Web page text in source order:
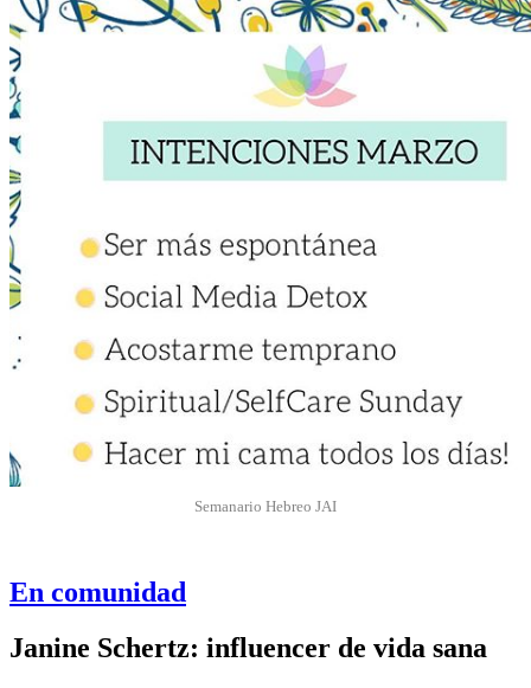
Semanario Hebreo JAI
En comunidad
Janine Schertz: influencer de vida sana